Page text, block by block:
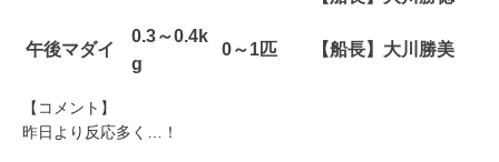
午後マダイ
0.3～0.4k
g
0～1匹 【船長】大川勝美
【コメント】
昨日より反応多く…！